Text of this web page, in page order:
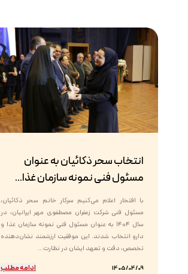
انتخاب سحر ذکائیان به عنوان
مسئول فنی نمونه سازمان غذا...
با افتخار اعلام می‌کنیم سرکار خانم سحر ذکائیان،
مسئول فنی شرکت زعفران مصطفوی مهر ایرانیان، در
سال ۱۴۰۴ به عنوان مسئول فنی نمونه سازمان غذا و
دارو انتخاب شدند. این موفقیت ارزشمند نشان‌دهنده
تخصص، دقت و تعهد ایشان در نظارت...
1405/04/09 ادامه مطلب